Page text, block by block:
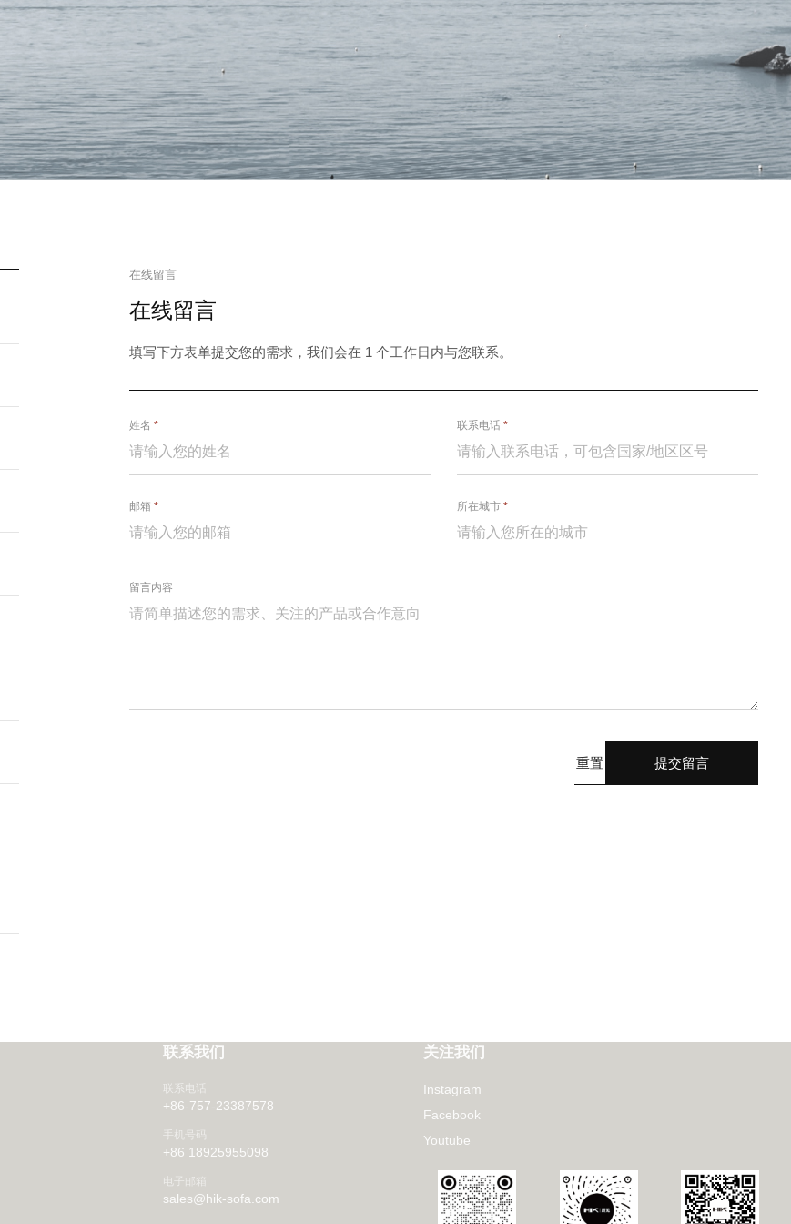
在线留言
在线留言
填写下方表单提交您的需求，我们会在 1 个工作日内与您联系。
姓名 * 联系电话 *
邮箱 * 所在城市 *
留言内容
重置 提交留言
联系我们
联系电话
+86-757-23387578
手机号码
+86 18925955098
电子邮箱
sales@hik-sofa.com
关注我们
Instagram
Facebook
Youtube